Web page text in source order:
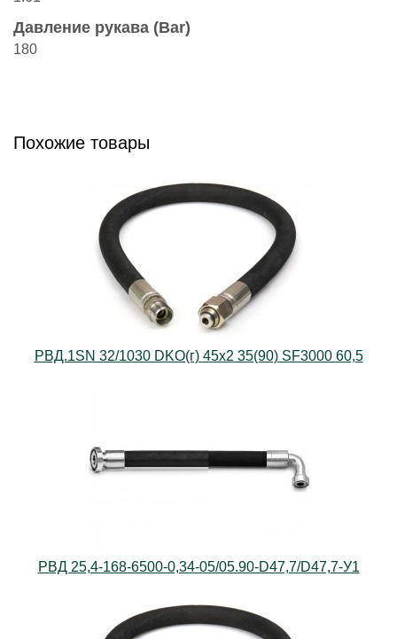
Давление рукава (Bar)
180
Похожие товары
РВД.1SN 32/1030 DKO(г) 45х2 35(90) SF3000 60,5
РВД 25,4-168-6500-0,34-05/05.90-D47,7/D47,7-У1